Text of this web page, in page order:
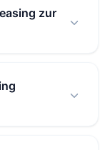
zur